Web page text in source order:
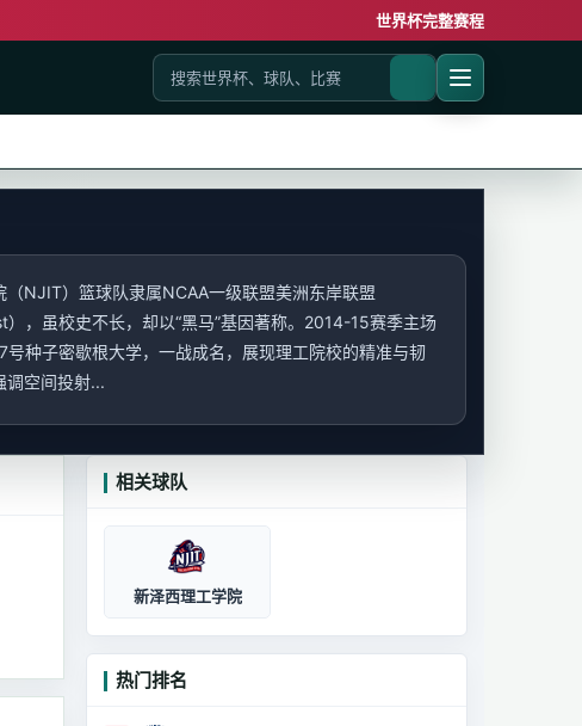
世界杯完整赛程
（NJIT）篮球队隶属NCAA一级联盟美洲东岸联盟
），虽校史不长，却以“黑马”基因著称。2014-15赛季主场
号种子密歇根大学，一战成名，展现理工院校的精准与韧
调空间投射...
相关球队
新泽西理工学院
热门排名